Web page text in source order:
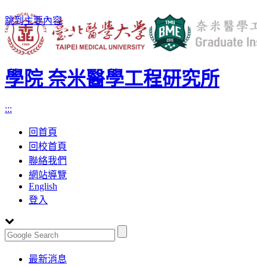
跳到主要內容
學院 奈米醫學工程研究所
:::
回首頁
回校首頁
聯絡我們
網站導覽
English
登入
Toggle最新消息